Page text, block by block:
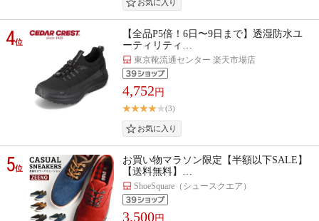
4位
【全品P5倍！6日〜9日まで】透湿防水ユ
ーティリティ…
東京靴流通センター 楽天市場店
4,752 円
(3)
5位
お買い物マラソン限定【半額以下SALE】
【送料無料】…
ShoeSquare（シュースクエア）
3,500円